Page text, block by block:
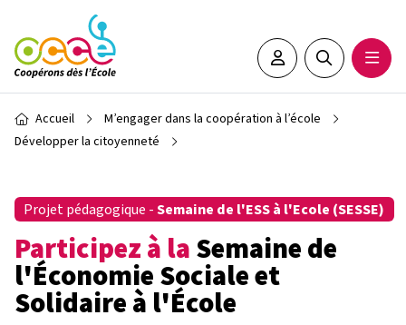
Aller au contenu principal
Espace adhérent•e
Rechercher
Fil d'Ariane
Accueil
M’engager dans la coopération à l’école
Développer la citoyenneté
Projet pédagogique -Semaine de l'ESS à l'Ecole (SESSE)
Participez à laSemaine de
l'Économie Sociale et
Solidaire à l'École